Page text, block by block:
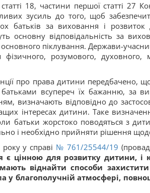
18, частини першої статті 27
зусиль до того, щоб
батьків за виховання і
основну відповідальність за
піклування. Держави-
розумового, духовного,
про права дитини передбачено,
всупереч їх бажанню, за
визначають відповідно до
інтересах дитини. Таке
батьки жорстоко поводяться з
і необхідно прийняти рішення
у справі № 761/25544/19
є цінною для розвитку дитини, і
віднайти способи
у благополучній атмосфері,